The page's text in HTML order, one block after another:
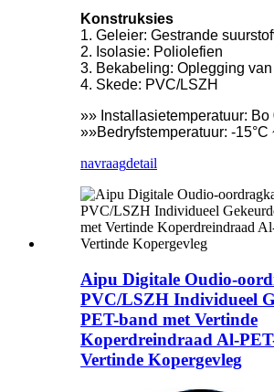
Konstruksies
1. Geleier: Gestrande
2. Isolasie: Poliolefien
3. Bekabeling: Oplegging
4. Skede: PVC/LSZH
»» Installasietemperatuur: Bo
»»Bedryfstemperatuur: -15°C
navraagdetail
Aipu Digitale Oudio-
PVC/LSZH Individueel
PET-band met Vertinde
Koperdreindraad Al-
Vertinde Kopergevleg